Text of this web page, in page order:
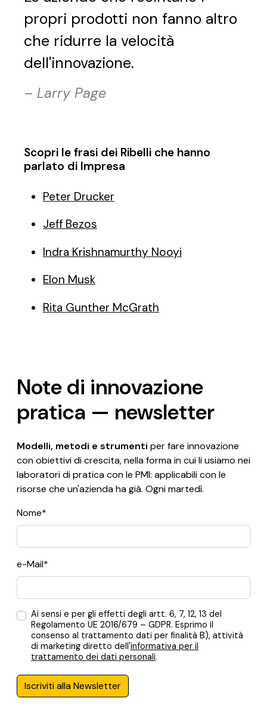
propri prodotti non fanno altro
che ridurre la velocità
dell'innovazione.
– Larry Page
Scopri le frasi dei Ribelli che hanno
parlato di Impresa
Peter Drucker
Jeff Bezos
Indra Krishnamurthy Nooyi
Elon Musk
Rita Gunther McGrath
Note di innovazione
pratica — newsletter
Modelli, metodi e strumenti per fare innovazione
con obiettivi di crescita, nella forma in cui li usiamo nei
laboratori di pratica con le PMI: applicabili con le
risorse che un'azienda ha già. Ogni martedì.
Nome*
e-Mail*
Ai sensi e per gli effetti degli artt. 6, 7, 12, 13 del
Regolamento UE 2016/679 – GDPR. Esprimo il
consenso al trattamento dati per finalità B), attività
di marketing diretto dell'informativa per il
trattamento dei dati personali.
Iscriviti alla Newsletter